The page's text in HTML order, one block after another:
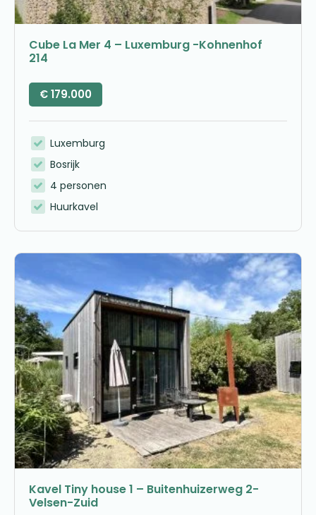
Cube La Mer 4 – Luxemburg -Kohnenhof
214
€179.000
Luxemburg
Bosrijk
4 personen
Huurkavel
Kavel Tiny house 1 – Buitenhuizerweg 2-
Velsen-Zuid